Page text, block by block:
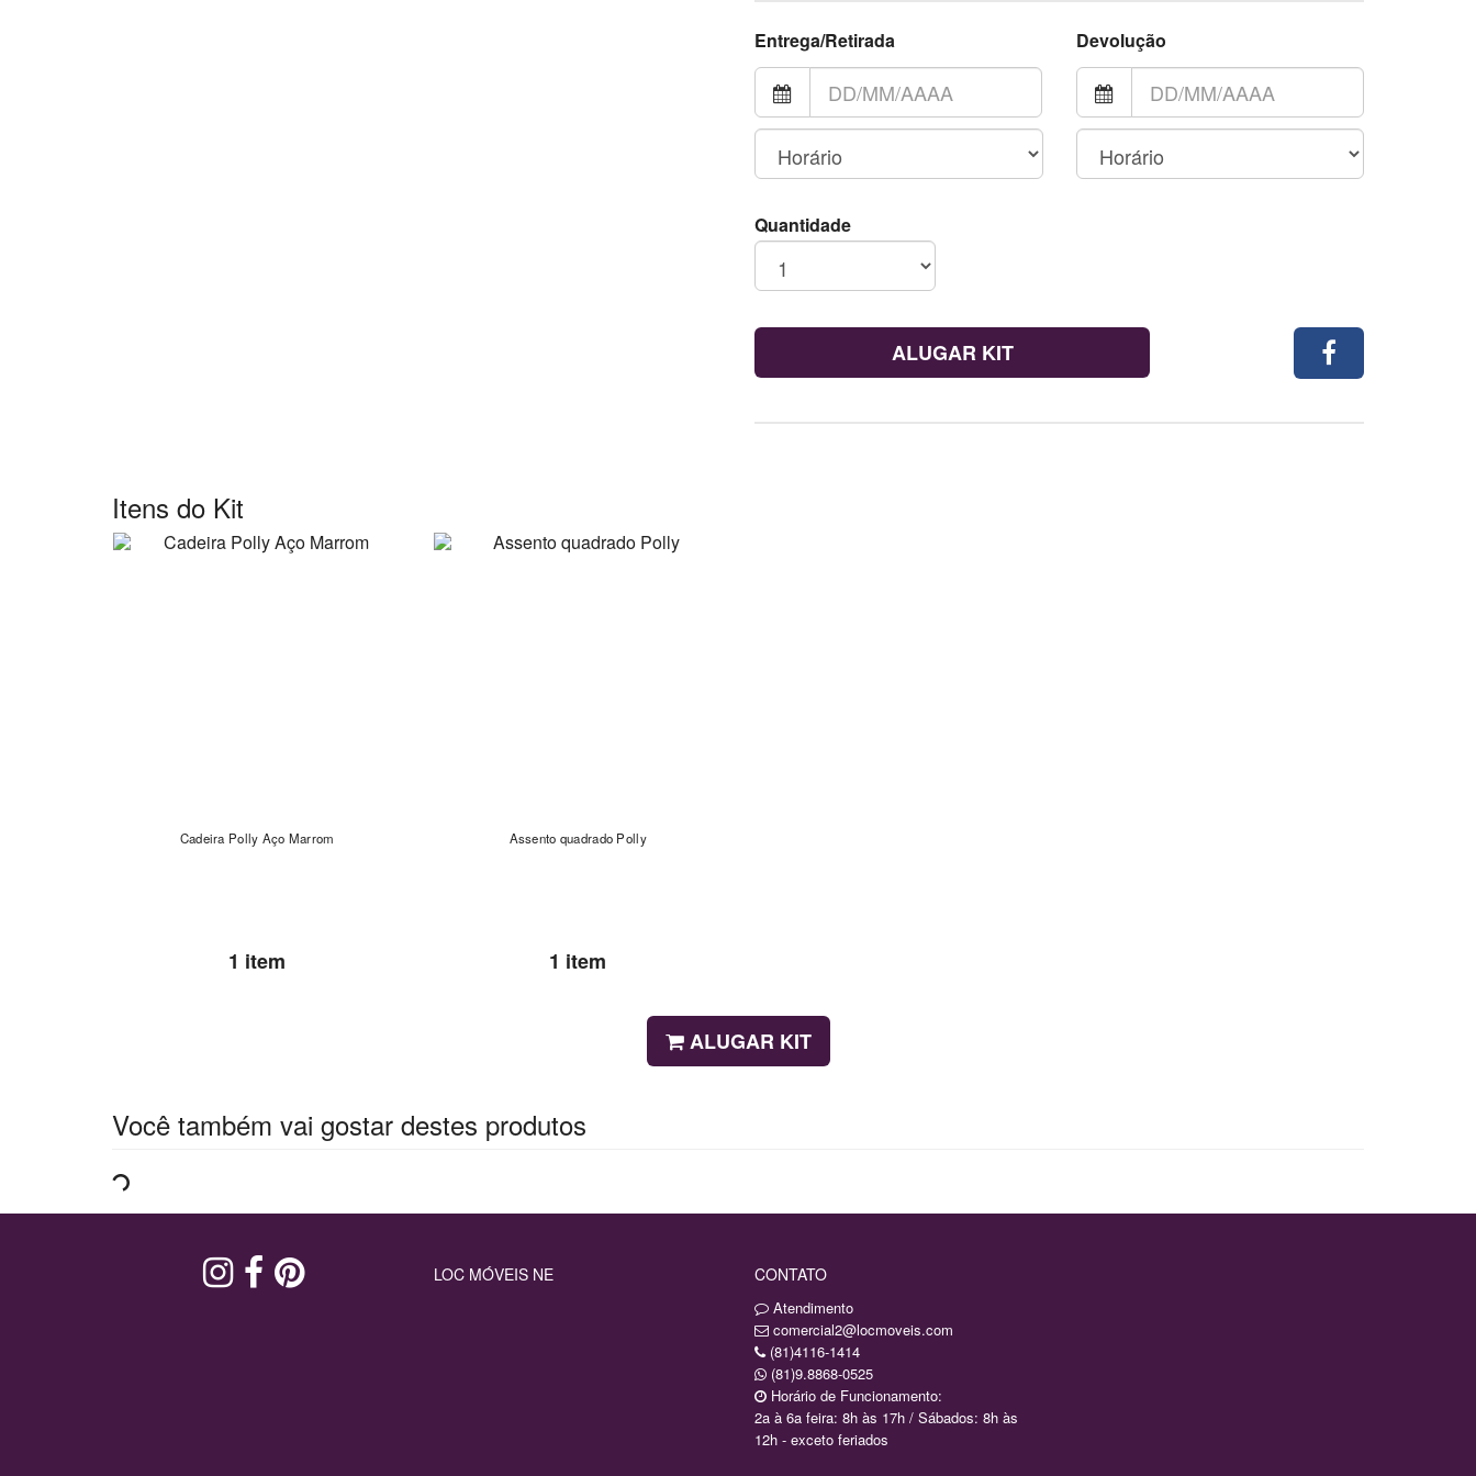
Entrega/Retirada Devolução
Quantidade
ALUGAR KIT
Itens do Kit
Cadeira Polly Aço Marrom
1 item
Assento quadrado Polly
1 item
ALUGAR KIT
Você também vai gostar destes produtos
LOC MÓVEIS NE CONTATO
Atendimento
comercial2@locmoveis.com
(81)4116-1414
(81)9.8868-0525
Horário de Funcionamento:
2a à 6a feira: 8h às 17h / Sábados: 8h às
12h - exceto feriados